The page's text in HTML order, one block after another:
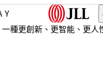
種更創新、更智能、更